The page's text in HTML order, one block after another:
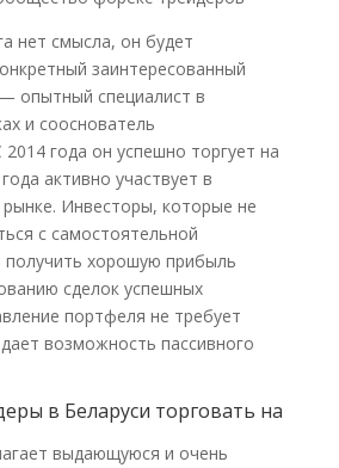
нет смысла, он будет
заинтересованный
опытный специалист в
и сооснователь
года он успешно торгует на
активно участвует в
Инвесторы, которые не
с самостоятельной
получить хорошую прибыль
сделок успешных
портфеля не требует
возможность пассивного
в Беларуси торговать на
выдающуюся и очень